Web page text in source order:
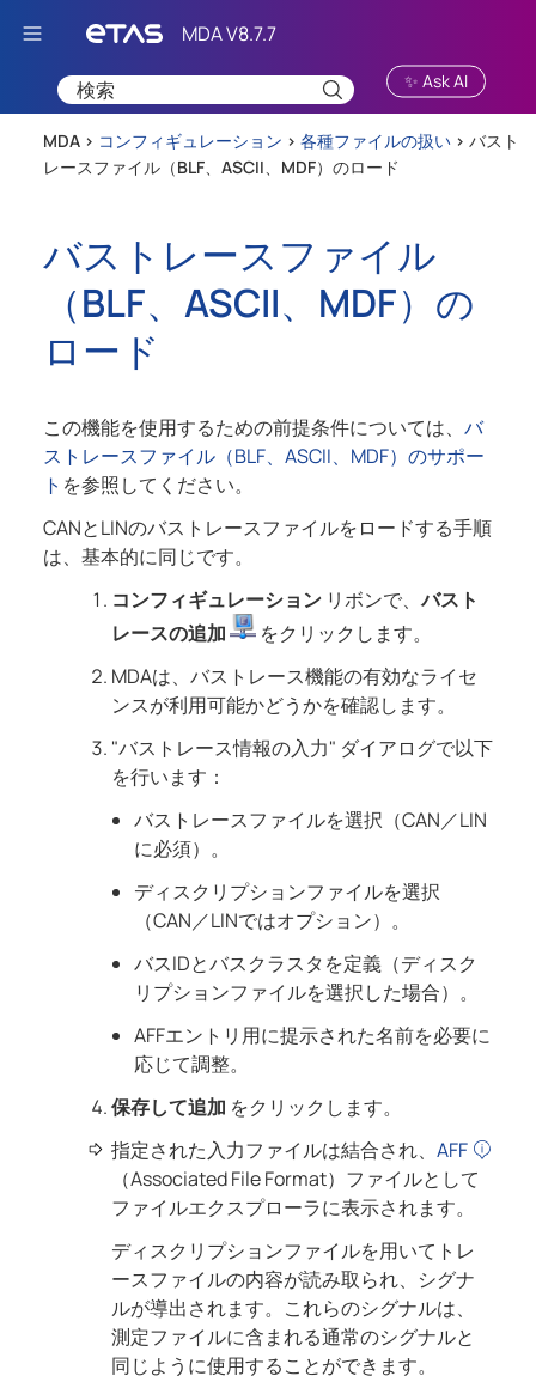
Skip To Main Content
✨ Ask AI
MDA > コンフィギュレーション > 各種ファイルの扱い > バスト
レースファイル（BLF、ASCII、MDF）のロード
バストレースファイル
（BLF、ASCII、MDF）の
ロード
この機能を使用するための前提条件については、 バ
ストレースファイル（BLF、ASCII、MDF）のサポー
ト を参照してください。
CANとLINのバストレースファイルをロードする手順
は、基本的に同じです。
コンフィギュレーションリボンで、バスト
レースの追加
をクリックします。
MDAは、バストレース機能の有効なライセ
ンスが利用可能かどうかを確認します。
"バストレース情報の入力" ダイアログで以下
を行います：
バストレースファイルを選択（CAN／LIN
に必須）。
ディスクリプションファイルを選択
（CAN／LINではオプション）。
バスIDとバスクラスタを定義（ディスク
リプションファイルを選択した場合）。
AFFエントリ用に提示された名前を必要に
応じて調整。
保存して追加 をクリックします。
指定された入力ファイルは結合され、 AFF
（Associated File Format）ファイルとして
ファイルエクスプローラに表示されます。
ディスクリプションファイルを用いてトレ
ースファイルの内容が読み取られ、シグナ
ルが導出されます。これらのシグナルは、
測定ファイルに含まれる通常のシグナルと
同じように使用することができます。